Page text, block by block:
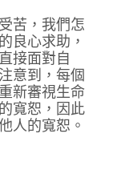
苦，我們怎
良心求助，
接面對自
意到，每個
新審視生命
寬恕，因此
人的寬恕。